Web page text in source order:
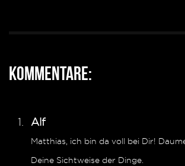
Kommentare:
Alf
Matthias, ich bin da voll bei Dir!
Deine Sichtweise der Dinge.